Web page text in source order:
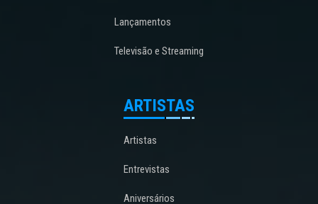
Lançamentos
Televisão e Streaming
ARTISTAS
Artistas
Entrevistas
Aniversários